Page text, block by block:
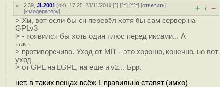
2.39 ,JL2001 (ok), 17:25, 23/11/2010 [^] [^^] [^^^] [ответить]
[к модератору] + / –
> Хм, вот если бы он перевёл хотя бы сам сервер на
GPLv3
> - появился бы хоть один плюс перед иксами... А
так -
> противоречиво. Уход от MIT - это хорошо, конечно, но вот
уход
> от GPL на LGPL, на еще и v2... Брр.
нет, в таких вещах всёж L правильно ставят (имхо)